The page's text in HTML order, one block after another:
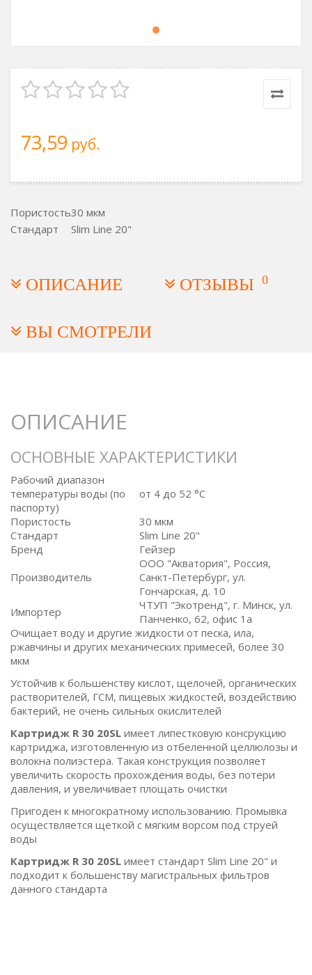
73,59 руб.
Пористость30 мкм
Стандарт
Slim Line 20"
ОПИСАНИЕ ОТЗЫВЫ 0
ВЫ СМОТРЕЛИ
ОПИСАНИЕ
ОСНОВНЫЕ ХАРАКТЕРИСТИКИ
Рабочий диапазон
температуры воды (по
паспорту)
от 4 до 52 °C
Пористость
30 мкм
Стандарт
Slim Line 20"
Бренд
Гейзер
Производитель
ООО "Акватория", Россия,
Санкт-Петербург, ул.
Гончарская, д. 10
Импортер
ЧТУП "Экотренд", г. Минск, ул.
Панченко, 62, офис 1а
Очищает воду и другие жидкости от песка, ила,
ржавчины и других механических примесей, более 30
мкм
Устойчив к большенству кислот, щелочей, органических
растворителей, ГСМ, пищевых жидкостей, воздействию
бактерий, не очень сильных окислителей
Картридж R 30 20SL имеет липестковую консрукцию
картриджа, изготовленную из отбеленной целлюлозы и
волокна полиэстера. Такая конструкция позволяет
увеличить скорость прохождения воды, без потери
давления, и увеличивает площать очистки
Пригоден к многократному использованию. Промывка
осуществляется щеткой с мягким ворсом под струей
воды
Картридж R 30 20SL имеет стандарт Slim Line 20" и
подходит к большенству магистральных фильтров
данного стандарта